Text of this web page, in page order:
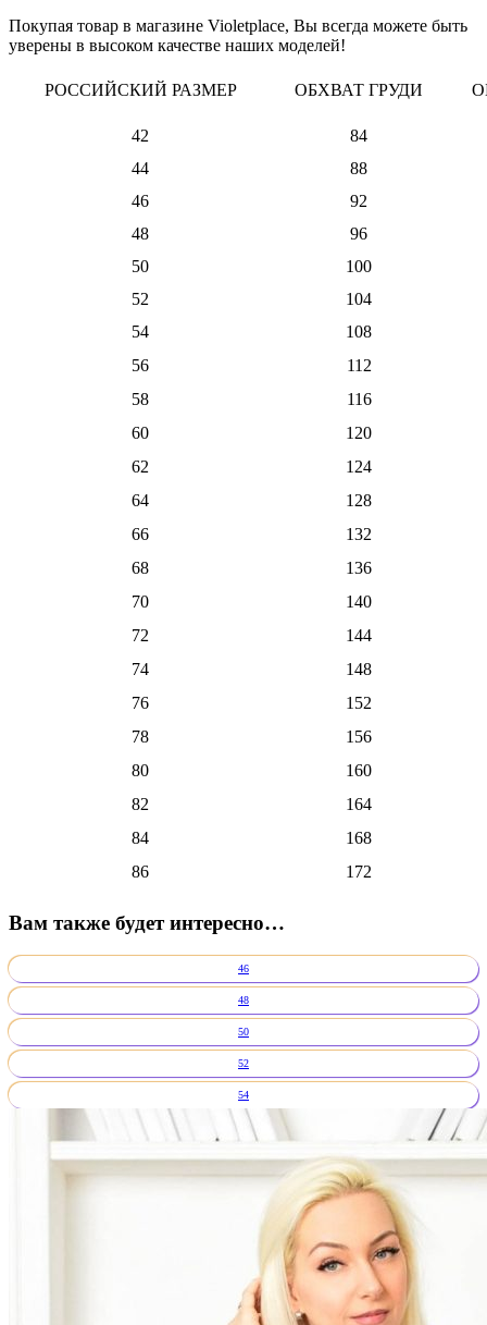
Покупая товар в магазине Violetplace, Вы всегда можете быть
уверены в высоком качестве наших моделей!
РОССИЙСКИЙ РАЗМЕР ОБХВАТ ГРУДИ
42
84
44
88
46
92
48
96
50
100
52
104
54
108
56
112
58
116
60
120
62
124
64
128
66
132
68
136
70
140
72
144
74
148
76
152
78
156
80
160
82
164
84
168
86
172
Вам также будет интересно…
46
48
50
52
54